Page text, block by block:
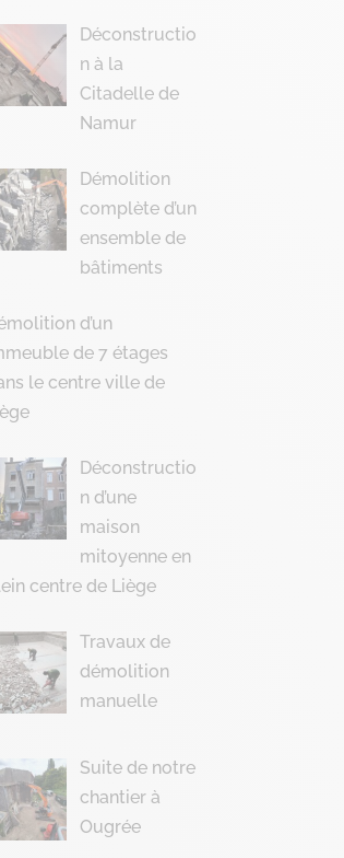
vos Options
Déconstructio
n à la
Citadelle de
Namur
Démolition
complète d’un
ensemble de
bâtiments
d’un
de 7 étages
le centre ville de
Déconstructio
n d’une
maison
mitoyenne en
centre de Liège
Travaux de
démolition
manuelle
Suite de notre
chantier à
Ougrée